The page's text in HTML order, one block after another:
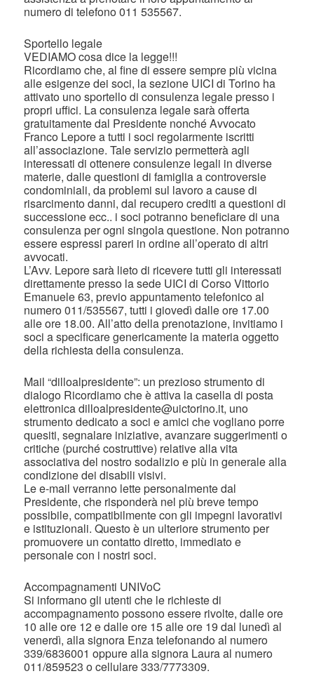
numero di telefono 011 535567.
Sportello legale
VEDIAMO cosa dice la legge!!!
Ricordiamo che, al fine di essere sempre più vicina
alle esigenze dei soci, la sezione UICI di Torino ha
attivato uno sportello di consulenza legale presso i
propri uffici. La consulenza legale sarà offerta
gratuitamente dal Presidente nonché Avvocato
Franco Lepore a tutti i soci regolarmente iscritti
all’associazione. Tale servizio permetterà agli
interessati di ottenere consulenze legali in diverse
materie, dalle questioni di famiglia a controversie
condominiali, da problemi sul lavoro a cause di
risarcimento danni, dal recupero crediti a questioni di
successione ecc.. i soci potranno beneficiare di una
consulenza per ogni singola questione. Non potranno
essere espressi pareri in ordine all’operato di altri
avvocati.
L’Avv. Lepore sarà lieto di ricevere tutti gli interessati
direttamente presso la sede UICI di Corso Vittorio
Emanuele 63, previo appuntamento telefonico al
numero 011/535567, tutti i giovedì dalle ore 17.00
alle ore 18.00. All’atto della prenotazione, invitiamo i
soci a specificare genericamente la materia oggetto
della richiesta della consulenza.
Mail “dilloalpresidente”: un prezioso strumento di
dialogo Ricordiamo che è attiva la casella di posta
elettronica dilloalpresidente@uictorino.it, uno
strumento dedicato a soci e amici che vogliano porre
quesiti, segnalare iniziative, avanzare suggerimenti o
critiche (purché costruttive) relative alla vita
associativa del nostro sodalizio e più in generale alla
condizione dei disabili visivi.
Le e-mail verranno lette personalmente dal
Presidente, che risponderà nel più breve tempo
possibile, compatibilmente con gli impegni lavorativi
e istituzionali. Questo è un ulteriore strumento per
promuovere un contatto diretto, immediato e
personale con i nostri soci.
Accompagnamenti UNIVoC
Si informano gli utenti che le richieste di
accompagnamento possono essere rivolte, dalle ore
10 alle ore 12 e dalle ore 15 alle ore 19 dal lunedì al
venerdì, alla signora Enza telefonando al numero
339/6836001 oppure alla signora Laura al numero
011/859523 o cellulare 333/7773309.